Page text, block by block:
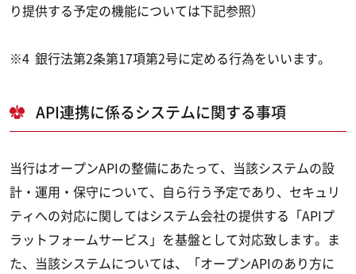
り提供する予定の機能については下記参照）
※4 銀行法第2条第17項第2号に定める行為をいいます。
API連携に係るシステムに関する事項
当行はオープンAPIの整備にあたって、当該システムの設
計・運用・保守について、自ら行う予定であり、セキュリ
ティへの対応に関してはシステム会社の提供する「APIプ
ラットフォームサービス」を基盤として対応致します。ま
た、当該システムについては、「オープンAPIのあり方に